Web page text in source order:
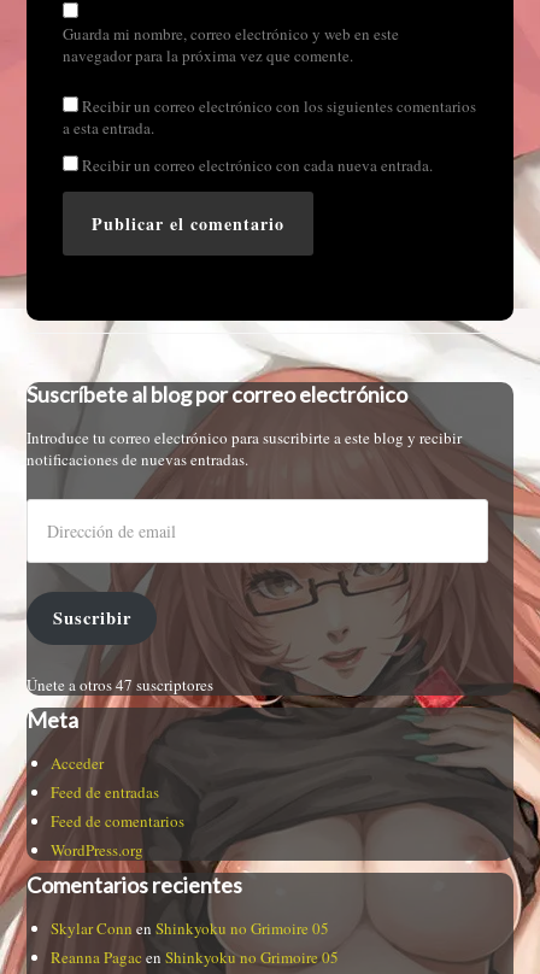
Guarda mi nombre, correo electrónico y web en este
navegador para la próxima vez que comente.
Recibir un correo electrónico con los siguientes comentarios
a esta entrada.
Recibir un correo electrónico con cada nueva entrada.
Suscríbete al blog por correo electrónico
Introduce tu correo electrónico para suscribirte a este blog y recibir
notificaciones de nuevas entradas.
Suscribir
Únete a otros 47 suscriptores
Meta
Acceder
Feed de entradas
Feed de comentarios
WordPress.org
Comentarios recientes
Skylar Conn enShinkyoku no Grimoire 05
Reanna Pagac enShinkyoku no Grimoire 05